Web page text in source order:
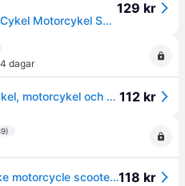
Wozinsky Mobilhållare För Cykel Motorcykel Skotrar - Svart
129 kr
dagar
Wozinsky telefonhållare för cykel, motorcykel och elscooter... 112 kr
Wozinsky phone holder for bike motorcycle scooter black (WBHBK7)118 kr